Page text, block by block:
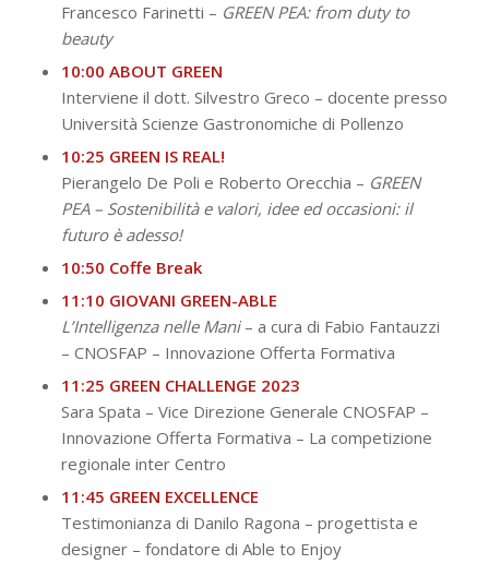
Francesco Farinetti – GREEN PEA: from duty to
beauty
10:00 ABOUT GREEN
Interviene il dott. Silvestro Greco – docente presso
Università Scienze Gastronomiche di Pollenzo
10:25 GREEN IS REAL!
Pierangelo De Poli e Roberto Orecchia – GREEN
PEA – Sostenibilità e valori, idee ed occasioni: il
futuro è adesso!
10:50 Coffe Break
11:10 GIOVANI GREEN-ABLE
L’Intelligenza nelle Mani– a cura di Fabio Fantauzzi
– CNOSFAP – Innovazione Offerta Formativa
11:25 GREEN CHALLENGE 2023
Sara Spata – Vice Direzione Generale CNOSFAP –
Innovazione Offerta Formativa – La competizione
regionale inter Centro
11:45 GREEN EXCELLENCE
Testimonianza di Danilo Ragona – progettista e
designer – fondatore di Able to Enjoy